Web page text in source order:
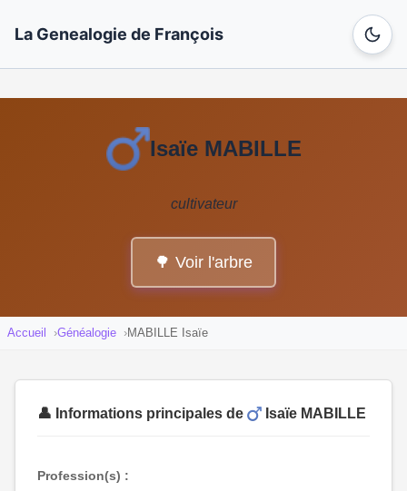
La Genealogie de François
Isaïe MABILLE
cultivateur
🌳 Voir l'arbre
Accueil Généalogie MABILLE Isaïe
👤 Informations principales de Isaïe MABILLE
Profession(s) :